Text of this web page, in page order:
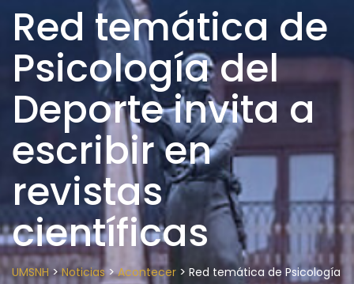
Red temática de
Psicología del
Deporte invita a
escribir en
revistas
científicas
UMSNH>Noticias>Acontecer > Red temática de Psicología